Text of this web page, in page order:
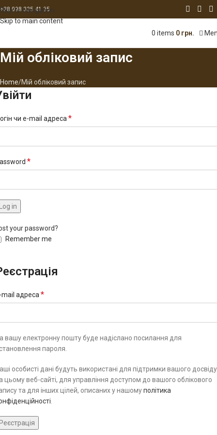
Skip to navigation
Skip to main content
+38 098 335 41 35
0 items 0 грн.
Мій обліковий запис
Home Мій обліковий запис
чи e-mail адреса *
*
in
your password?
Remember me
mail адреса *
вашу електронну пошту буде надіслано посилання для
пароля.
особисті дані будуть використані для підтримки вашого досвіду
цьому веб-сайті, для управління доступом до вашого облікового
та для інших цілей, описаних у нашомуполітика